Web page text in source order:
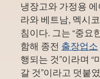
냉장고와 가정용
라와 베트남, 멕시
침이다. 그는 “중요
함해 종전 출장업소
행되는 것”이라며
갈 것”이라고 덧붙